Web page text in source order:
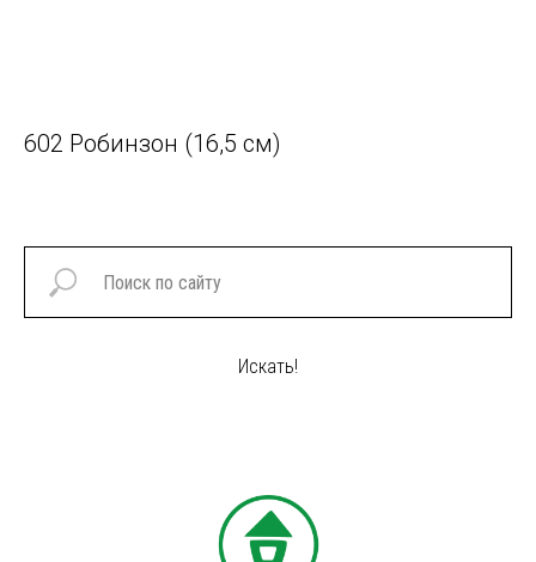
602 Робинзон (16,5 см)
Искать!